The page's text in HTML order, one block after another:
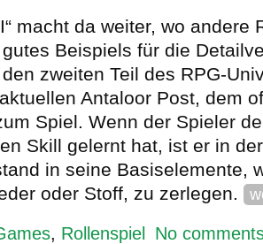
macht da weiter, wo andere
Beispiels für die
zweiten Teil des RPG-
Antaloor Post, dem
Spiel. Wenn der Spieler
Skill gelernt hat, ist er in
in seine Basiselemente,
oder Stoff, zu zerlegen.
, Rollenspiel No